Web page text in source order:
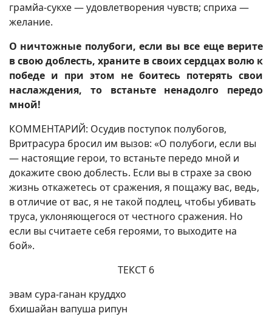
грамйа-сукхе — удовлетворения чувств; сприха —
желание.
О ничтожные полубоги, если вы все еще верите
в свою доблесть, храните в своих сердцах волю к
победе и при этом не боитесь потерять свои
наслаждения, то встаньте ненадолго передо
мной!
КОММЕНТАРИЙ: Осудив поступок полубогов,
Вритрасура бросил им вызов: «О полубоги, если вы
— настоящие герои, то встаньте передо мной и
докажите свою доблесть. Если вы в страхе за свою
жизнь откажетесь от сражения, я пощажу вас, ведь,
в отличие от вас, я не такой подлец, чтобы убивать
труса, уклоняющегося от честного сражения. Но
если вы считаете себя героями, то выходите на
бой».
ТЕКСТ 6
эвам сура-ганан круддхо
бхишайан вапуша рипун